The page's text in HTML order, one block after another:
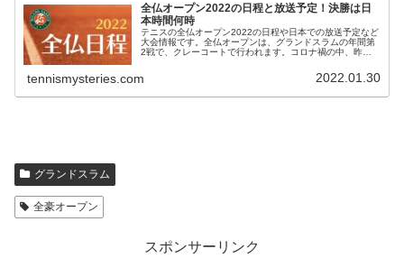
全仏オープン2022の日程と放送予定！決勝は日
本時間何時
テニスの全仏オープン2022の日程や日本での放送予定など
大会情報です。全仏オープンは、グランドスラムの年間第
2戦で、クレーコートで行われます。コロナ禍の中、昨年
tennismysteries.com 2022.01.30
グランドスラム
全豪オープン
スポンサーリンク